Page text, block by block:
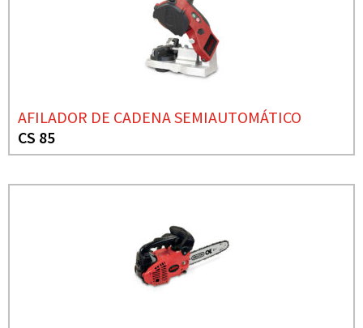
AFILADOR DE CADENA SEMIAUTOMÁTICO
CS 85